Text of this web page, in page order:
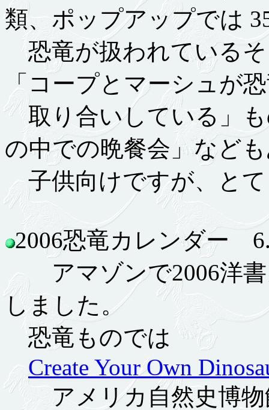
類、ポップアップでは
恐竜が扱われている
「コープとマーシュが
取り合いしている」も
の中での晩餐会」など
子供向けですが、とて
2006恐竜カレンダー
アマゾンで2006洋書
しました。
恐竜ものでは
Create Your Own
アメリカ自然史博物